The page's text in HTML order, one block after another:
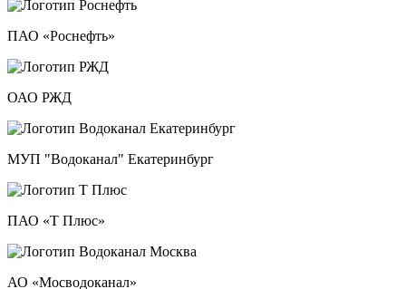
ПАО «Роснефть»
ОАО РЖД
МУП "Водоканал" Екатеринбург
ПАО «Т Плюс»
АО «Мосводоканал»